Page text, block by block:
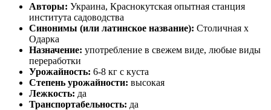
Авторы: Украина, Краснокутская опытная станция
института садоводства
Синонимы (или латинское название): Столичная х
Одарка
Назначение: употребление в свежем виде, любые виды
переработки
Урожайность: 6-8 кг с куста
Степень урожайности: высокая
Лежкость: да
Транспортабельность: да